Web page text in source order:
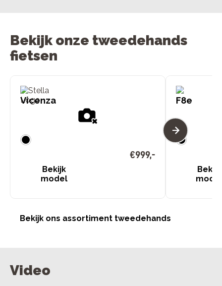
Bekijk onze tweedehands
fietsen
Vicenza
€999,-
Bekijk
model
F8e
Bekijk
Bekijk ons assortiment tweedehands
Video